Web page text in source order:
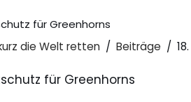
für Greenhorns
die Welt retten Beiträge
für Greenhorns